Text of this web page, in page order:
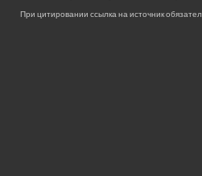
При цитировании ссылка на источник